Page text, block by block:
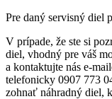
Pre daný servisný diel
V prípade, že ste si
diel, vhodný pre váš
a kontaktujte nás e-
telefonicky 0907 773
zohnať náhradný diel,